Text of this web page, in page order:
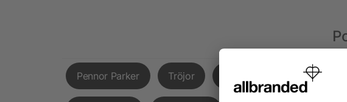
Pennor Parker Tröjor Termosar